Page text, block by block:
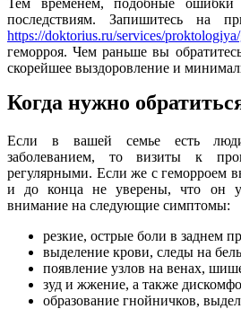
Тем временем, подобные ошибки
последствиям. Запишитесь на
https://doktorius.ru/services/
геморроя. Чем раньше вы
скорейшее выздоровление и
Когда нужно
Если в вашей семье есть
заболеванием, то визиты к
регулярными. Если же с геморроем
и до конца не уверены, что он у
внимание на следующие симптомы:
резкие, острые боли в заднем
выделение крови, следы на
появление узлов на венах,
зуд и жжение, а также
образование гнойничков,